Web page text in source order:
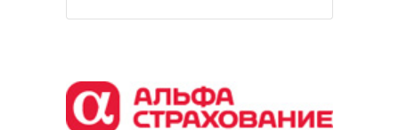
промышленности. Он уже давно
время является